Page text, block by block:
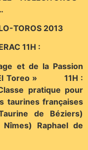
TOROS 2013
11H :
et de la Passion
« El Toreo » 11H :
pratique pour
taurines françaises
de Béziers)
Raphael de